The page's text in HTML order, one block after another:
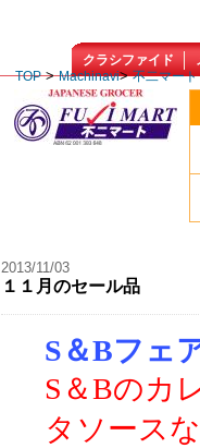
クラシファイド
TOP> Machinavi> 不二マート
2013/11/03
１１月のセール品
S＆Bフェ
S＆Bのカ
タソース